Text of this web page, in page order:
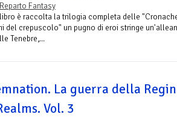
Reparto Fantasy
è raccolta la trilogia completa delle
del crepuscolo" un pugno di eroi stringe
Tenebre,...
La guerra della
Vol. 3